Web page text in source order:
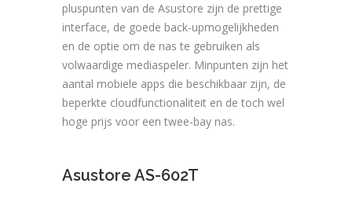
pluspunten van de Asustore zijn de prettige
interface, de goede back-upmogelijkheden
en de optie om de nas te gebruiken als
volwaardige mediaspeler. Minpunten zijn het
aantal mobiele apps die beschikbaar zijn, de
beperkte cloudfunctionaliteit en de toch wel
hoge prijs voor een twee-bay nas.
Asustore AS-602T